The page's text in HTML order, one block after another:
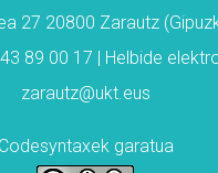
27 20800 Zarautz
89 00 17 | Helbide
zarautz@ukt.eus
Codesyntaxek garatua